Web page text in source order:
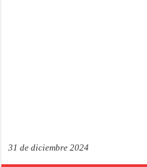
31 de diciembre 2024